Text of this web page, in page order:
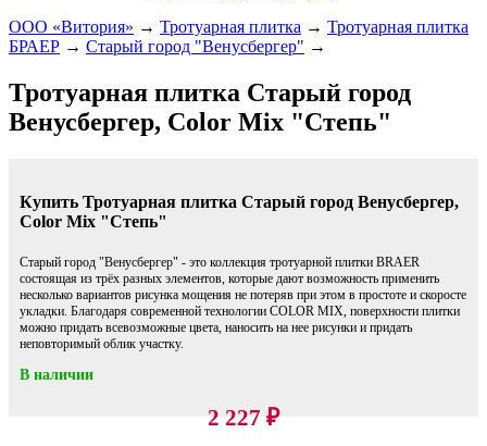
ООО «Витория» → Тротуарная плитка → Тротуарная плитка
БРАЕР → Старый город "Венусбергер" →
Тротуарная плитка Старый город
Венусбергер, Color Mix "Степь"
Купить Тротуарная плитка Старый город Венусбергер,
Color Mix "Степь"
Старый город "Венусбергер" - это коллекция тротуарной плитки BRAER
состоящая из трёх разных элементов, которые дают возможность применить
несколько вариантов рисунка мощения не потеряв при этом в простоте и скоросте
укладки. Благодаря современной технологии COLOR MIX, поверхности плитки
можно придать всевозможные цвета, наносить на нее рисунки и придать
неповторимый облик участку.
В наличии
2 227 ₽